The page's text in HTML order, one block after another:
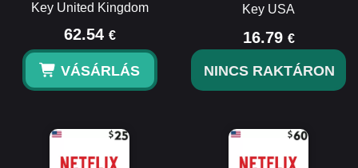
Key United Kingdom
62.54 €
VÁSÁRLÁS
Key USA
16.79 €
NINCS RAKTÁRON